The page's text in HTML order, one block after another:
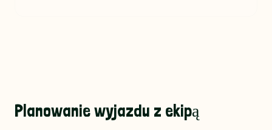
Planowanie wyjazdu z ekipą